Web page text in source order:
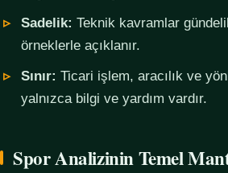
Sadelik: Teknik kavramlar
örneklerle açıklanır.
Sınır: Ticari işlem, aracılık ve
yalnızca bilgi ve yardım vardır.
Spor Analizinin Temel